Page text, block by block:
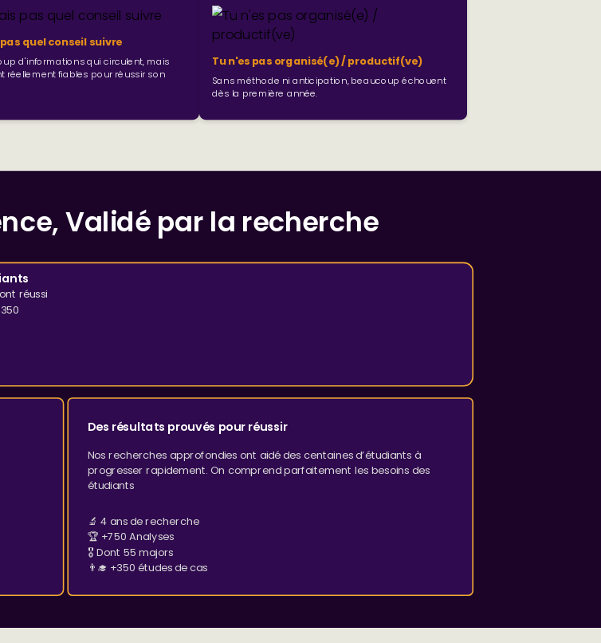
quel conseil suivre
d'informations qui circulent, mais
réellement fiables pour réussir son
Tu n'es pas organisé(e) / productif(ve)
Sans méthode ni anticipation, beaucoup échouent
dès la première année.
Validé par la recherche
réussi
Des résultats prouvés pour réussir
Nos recherches approfondies ont aidé des centaines d’étudiants à
progresser rapidement. On comprend parfaitement les besoins des
étudiants
🔬 4 ans de recherche
🏆 +750 Analyses
🎖️ Dont 55 majors
👨‍🎓 +350 études de cas